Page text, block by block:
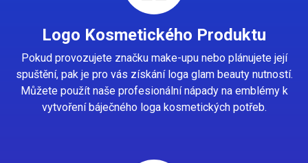
Logo Kosmetického Produktu
Pokud provozujete značku make-upu nebo plánujete její
spuštění, pak je pro vás získání loga glam beauty nutností.
Můžete použít naše profesionální nápady na emblémy k
vytvoření báječného loga kosmetických potřeb.